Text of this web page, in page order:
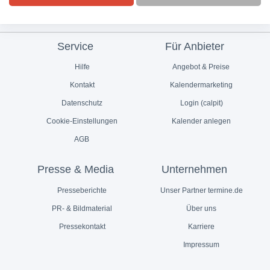
Service
Hilfe
Kontakt
Datenschutz
Cookie-Einstellungen
AGB
Für Anbieter
Angebot & Preise
Kalendermarketing
Login (calpit)
Kalender anlegen
Presse & Media
Presseberichte
PR- & Bildmaterial
Pressekontakt
Unternehmen
Unser Partner termine.de
Über uns
Karriere
Impressum